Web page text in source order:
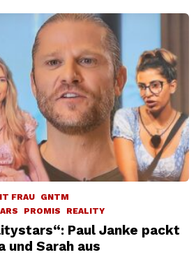
FRAU
GNTM
PROMIS REALITY
Paul Janke packt
und Sarah aus